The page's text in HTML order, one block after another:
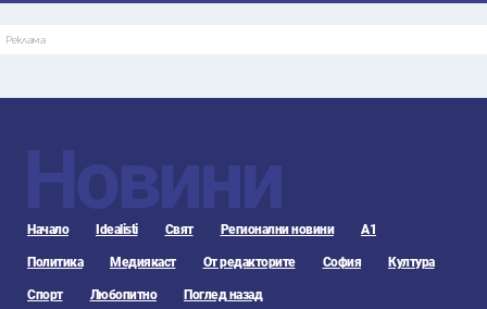
Реклама
Новини
Начало Idealisti Свят Регионални новини А1
Политика Медиякаст От редакторите София Култура
Спорт Любопитно Поглед назад